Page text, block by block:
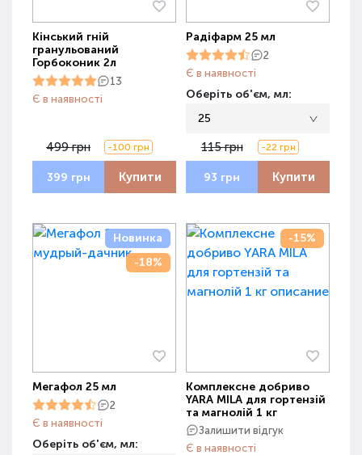
Кінський гній
гранульований
Горбоконик 2л
13
Є в наявності
499 грн -100 грн
399 грн Купити
Радіфарм 25 мл
2
Є в наявності
Оберіть об'єм, мл:
25
115 грн -22 грн
93 грн Купити
Новинка
-18%
Мегафол 25 мл
2
Є в наявності
Оберіть об'єм, мл:
-15%
Комплексне добриво
YARA MILA для гортензій
та магнолій 1 кг
Залишити відгук
Є в наявності